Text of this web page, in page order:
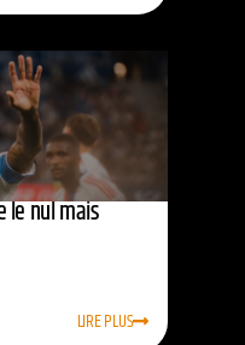
le nul mais
LIRE PLUS